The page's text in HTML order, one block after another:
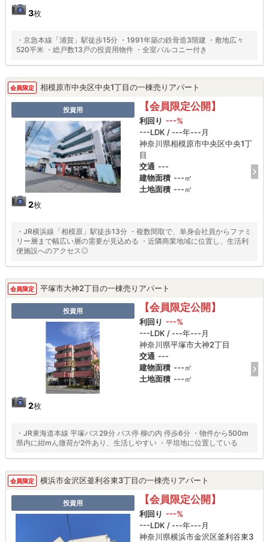
3枚
・京急本線「浦賀」駅徒歩15分 ・1991年築の鉄骨造3階建 ・敷地広々
520平米 ・総戸数13戸の投資用物件 ・全室バルコニー付き
会員限定 相模原市中央区中央1丁目の一棟売りアパート
投資用
2枚
【会員限定公開】
利回り ---%
---LDK / ---年---月
神奈川県相模原市中央区中央1丁
目
交通 ---
建物面積 ---㎡
土地面積 ---㎡
・JR横浜線「相模原」駅徒歩13分 ・複数間取で、単身会社員からファミ
リー層まで幅広い層の需要が見込める ・近隣商業地域に位置し、生活利
便施設へのアクセス◎
会員限定 平塚市大神2丁目の一棟売りアパート
投資用
2枚
【会員限定公開】
利回り ---%
---LDK / ---年---月
神奈川県平塚市大神2丁目
交通 ---
建物面積 ---㎡
土地面積 ---㎡
・JR東海道本線 平塚バス29分 バス停 柳の内 停歩6分 ・物件から500m
県内に紺mん微荷が2件あり、生活しやすい ・平坦地に位置している
会員限定 横浜市金沢区釜利谷東3丁目の一棟売りアパート
投資用 【会員限定公開】
利回り ---%
---LDK / ---年---月
神奈川県横浜市金沢区釜利谷東3